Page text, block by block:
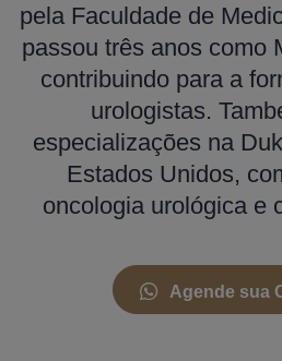
pela Faculdade de
passou três anos como
contribuindo para a
urologistas.
especializações na
Estados Unidos,
oncologia urológica e
Agende sua